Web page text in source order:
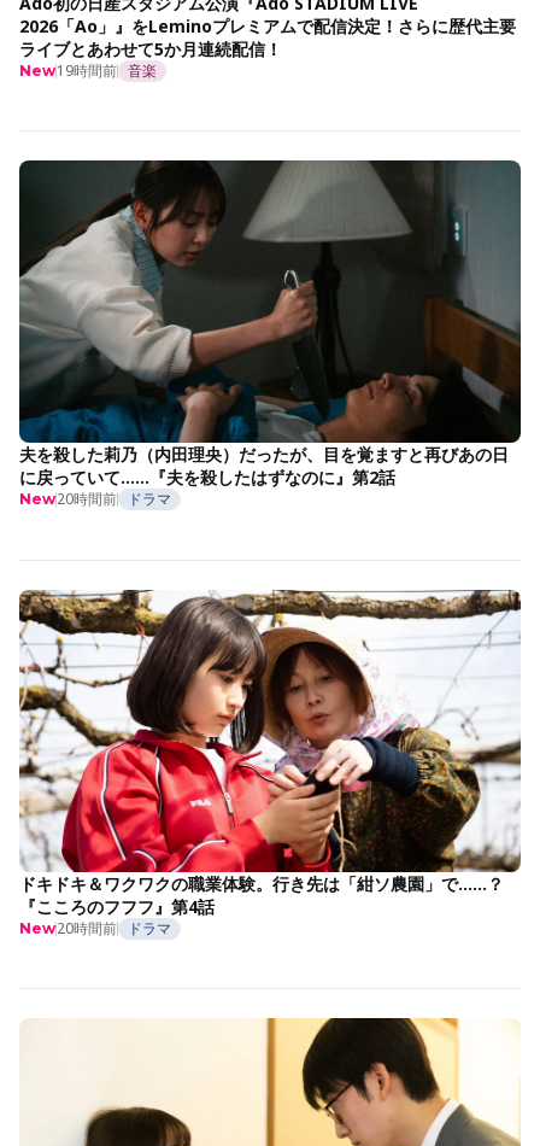
2026「Ao」』をLeminoプレミアムで配信決定！さらに歴代主要
ライブとあわせて5か月連続配信！
New19時間前 音楽
夫を殺した莉乃（内田理央）だったが、目を覚ますと再びあの日
に戻っていて……『夫を殺したはずなのに』第2話
New20時間前 ドラマ
ドキドキ＆ワクワクの職業体験。行き先は「紺ソ農園」で……？
『こころのフフフ』第4話
New20時間前 ドラマ